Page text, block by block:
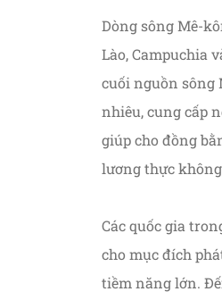
Dòng sông Mê-
Lào, Campuchia
cuối nguồn sông
nhiêu, cung cấp
giúp cho đồng
lương thực
Các quốc gia
cho mục đích
tiềm năng lớn.